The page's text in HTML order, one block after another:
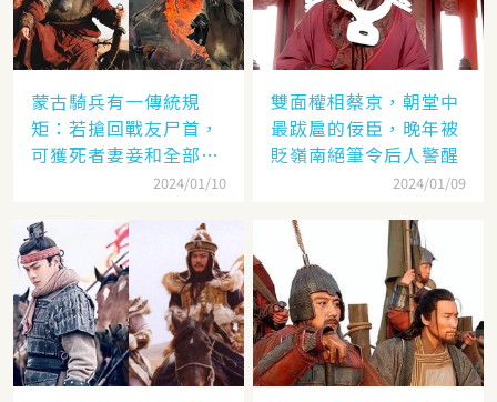
蒙古騎兵有一傳統規
矩：若搶回戰友尸首，
可獲死者妻妾和全部牲
2024/01/10
雙面權相蔡京，朝堂中
最跋扈的佞臣，晚年被
貶嶺南絕筆令后人警醒
2024/01/09